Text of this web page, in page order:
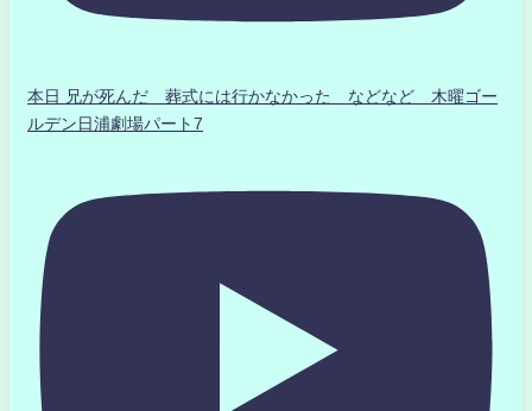
本日 兄が死んだ 葬式には行かなかった などなど 木曜ゴー
ルデン日浦劇場パート7